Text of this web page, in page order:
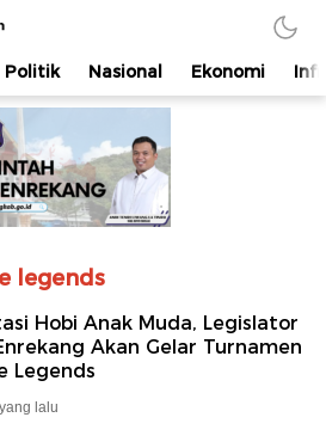
Politik Nasional Ekonomi
legends
Hobi Anak Muda, Legislator
Akan Gelar Turnamen
Legends
lalu